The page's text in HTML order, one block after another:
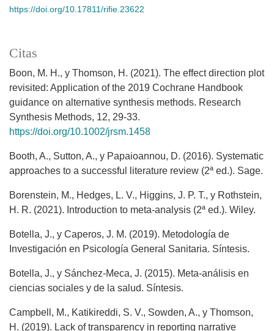
https://doi.org/10.17811/rifie.23622
Citas
Boon, M. H., y Thomson, H. (2021). The effect direction plot
revisited: Application of the 2019 Cochrane Handbook
guidance on alternative synthesis methods. Research
Synthesis Methods, 12, 29-33.
https://doi.org/10.1002/jrsm.1458
Booth, A., Sutton, A., y Papaioannou, D. (2016). Systematic
approaches to a successful literature review (2ª ed.). Sage.
Borenstein, M., Hedges, L. V., Higgins, J. P. T., y Rothstein,
H. R. (2021). Introduction to meta-analysis (2ª ed.). Wiley.
Botella, J., y Caperos, J. M. (2019). Metodología de
Investigación en Psicología General Sanitaria. Síntesis.
Botella, J., y Sánchez-Meca, J. (2015). Meta-análisis en
ciencias sociales y de la salud. Síntesis.
Campbell, M., Katikireddi, S. V., Sowden, A., y Thomson,
H. (2019). Lack of transparency in reporting narrative